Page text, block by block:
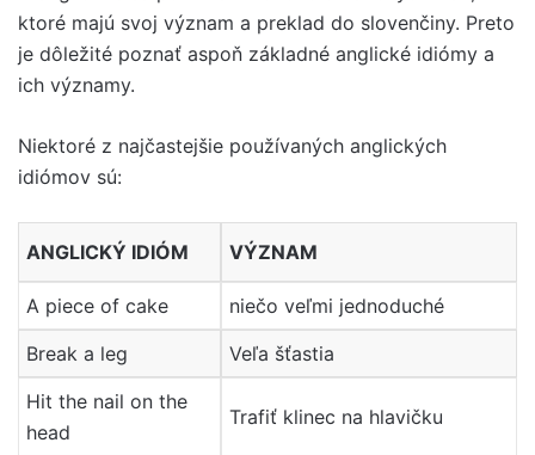
ktoré majú svoj význam a preklad do slovenčiny. Preto
je dôležité poznať aspoň základné anglické idiómy a
ich významy.
Niektoré z najčastejšie používaných anglických
idiómov sú:
ANGLICKÝ IDIÓM VÝZNAM
A piece of cake
niečo veľmi jednoduché
Break a leg
Veľa šťastia
Hit the nail on the
head
Trafiť klinec na hlavičku